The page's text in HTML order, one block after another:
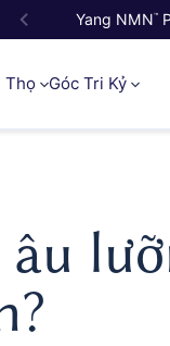
Yang NMN™
Thọ Góc Tri Kỷ